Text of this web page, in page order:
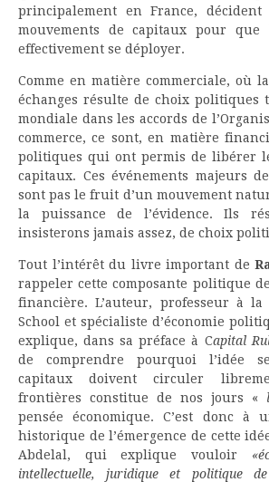
principalement en France,
mouvements de capitaux pour que
effectivement se déployer.
Comme en matière commerciale, où
échanges résulte de choix politiques
mondiale dans les accords de
commerce, ce sont, en matière
politiques qui ont permis de libérer
capitaux. Ces événements majeurs
sont pas le fruit d’un mouvement
la puissance de l’évidence. Ils
insisterons jamais assez, de choix
Tout l’intérêt du livre important de
rappeler cette composante politique
financière. L’auteur, professeur à la
School et spécialiste d’économie
explique, dans sa préface à Capital
de comprendre pourquoi l’idée
capitaux doivent circuler
frontières constitue de nos jours «
pensée économique. C’est donc à
historique de l’émergence de cette
Abdelal, qui explique vouloir
intellectuelle, juridique et politique